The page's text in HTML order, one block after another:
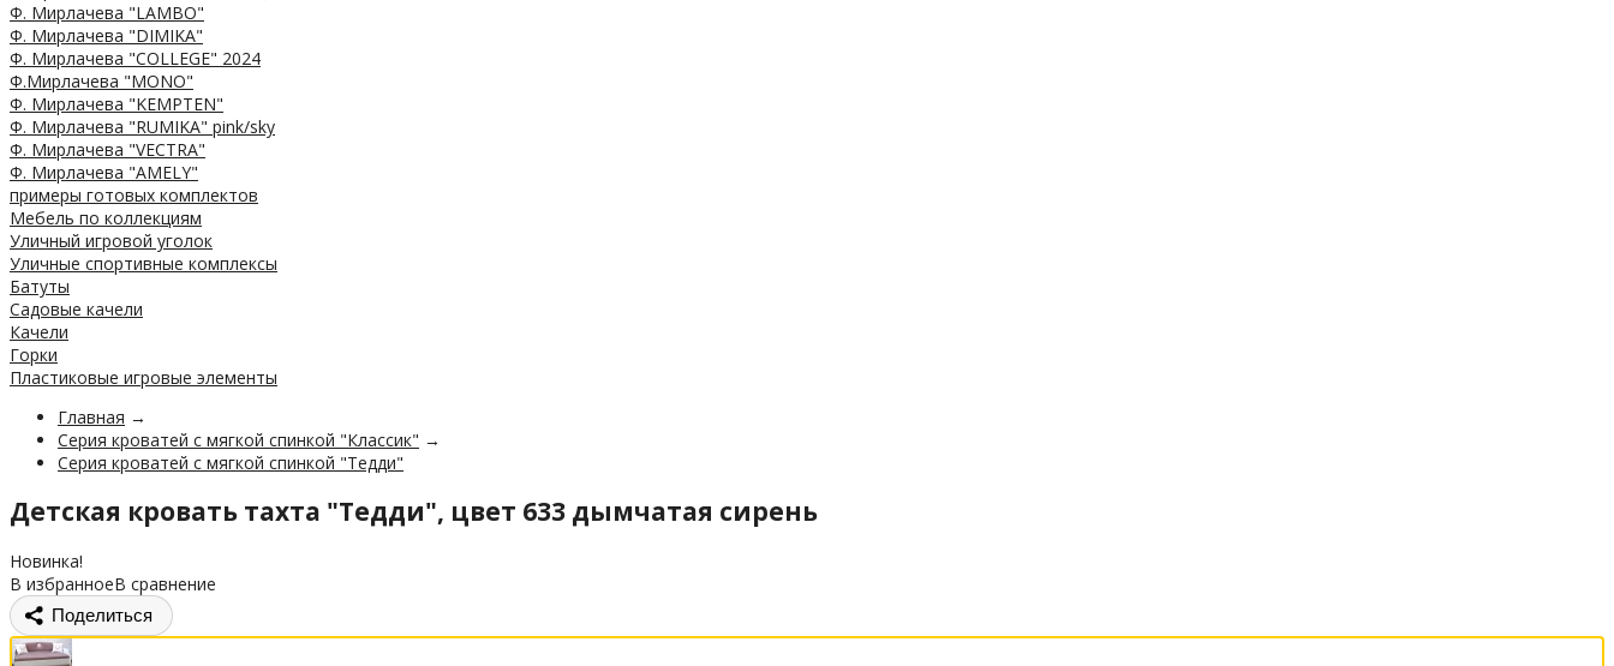
Ф. Мирлачева "LAMBO"
Ф. Мирлачева "DIMIKA"
Ф. Мирлачева "COLLEGE" 2024
Ф.Мирлачева "MONO"
Ф. Мирлачева "KEMPTEN"
Ф. Мирлачева "RUMIKA" pink/sky
Ф. Мирлачева "VECTRA"
Ф. Мирлачева "AMELY"
примеры готовых комплектов
Мебель по коллекциям
Уличный игровой уголок
Уличные спортивные комплексы
Батуты
Садовые качели
Качели
Горки
Пластиковые игровые элементы
Главная →
Серия кроватей с мягкой спинкой "Классик" →
Серия кроватей с мягкой спинкой "Тедди"
Детская кровать тахта "Тедди", цвет 633 дымчатая сирень
Новинка!
В избранноеВ сравнение
Поделиться